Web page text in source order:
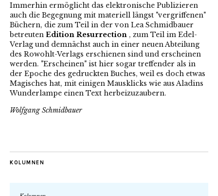
Immerhin ermöglicht das elektronische Publizieren
auch die Begegnung mit materiell längst "vergriffenen"
Büchern, die zum Teil in der von Lea Schmidbauer
betreuten Edition Resurrection , zum Teil im Edel-
Verlag und demnächst auch in einer neuen Abteilung
des Rowohlt-Verlags erschienen sind und erscheinen
werden. "Erscheinen" ist hier sogar treffender als in
der Epoche des gedruckten Buches, weil es doch etwas
Magisches hat, mit einigen Mausklicks wie aus Aladins
Wunderlampe einen Text herbeizuzaubern.
Wolfgang Schmidbauer
KOLUMNEN